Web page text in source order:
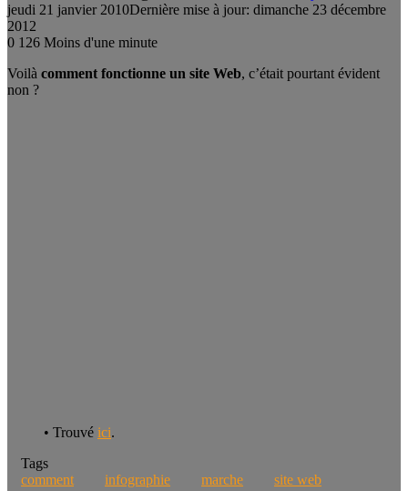
jeudi 21 janvier 2010Dernière mise à jour: dimanche 23 décembre
2012
0 126 Moins d'une minute
Voilà comment fonctionne un site Web, c’était pourtant évident
non ?
• Trouvé ici.
Tags
comment
infographie marche site web